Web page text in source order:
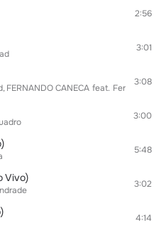
2:56
3:01
FERNANDO CANECA feat. Fernando
3:08
3:00
5:48
Vivo) 3:02
4:14